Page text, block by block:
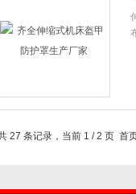
27 条记录，当前 1 / 2 页